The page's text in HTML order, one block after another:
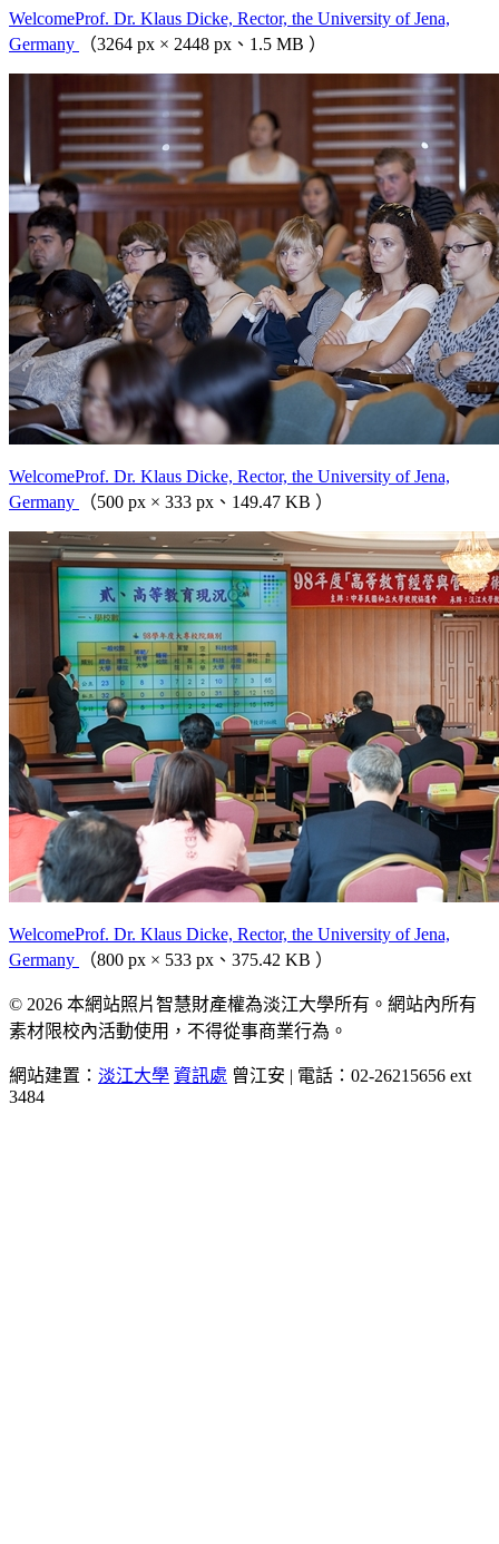
WelcomeProf. Dr. Klaus Dicke, Rector, the University of Jena,
Germany
（3264 px × 2448 px、1.5 MB ）
WelcomeProf. Dr. Klaus Dicke, Rector, the University of Jena,
Germany
（500 px × 333 px、149.47 KB ）
WelcomeProf. Dr. Klaus Dicke, Rector, the University of Jena,
Germany
（800 px × 533 px、375.42 KB ）
© 2026 本網站照片智慧財產權為淡江大學所有。網站內所有
素材限校內活動使用，不得從事商業行為。
網站建置： 淡江大學 資訊處 曾江安 | 電話：02-26215656 ext
3484